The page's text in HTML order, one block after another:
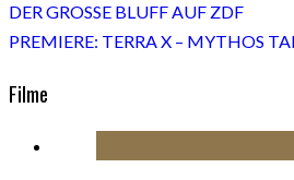
DER GROSSE BLUFF AUF ZDF
PREMIERE: TERRA X – MYTHOS
Filme